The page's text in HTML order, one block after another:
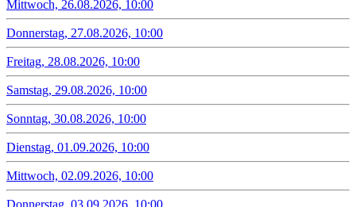
Mittwoch, 26.08.2026, 10:00
Donnerstag, 27.08.2026, 10:00
Freitag, 28.08.2026, 10:00
Samstag, 29.08.2026, 10:00
Sonntag, 30.08.2026, 10:00
Dienstag, 01.09.2026, 10:00
Mittwoch, 02.09.2026, 10:00
Donnerstag, 03.09.2026, 10:00